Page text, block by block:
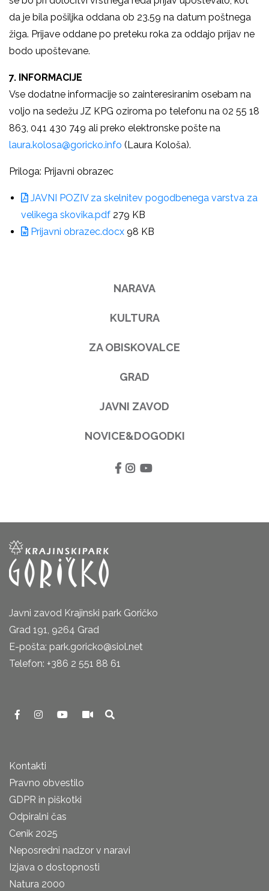
da je bila pošiljka oddana ob 23.59 na datum poštnega
žiga. Prijave oddane po preteku roka za oddajo prijav ne
bodo upoštevane.
7. INFORMACIJE
Vse dodatne informacije so zainteresiranim osebam na
voljo na sedežu JZ KPG oziroma po telefonu na 02 55 18
863, 041 430 749 ali preko elektronske pošte na
laura.kolosa@goricko.info (Laura Kološa).
Priloga: Prijavni obrazec
JAVNI POZIV za skelnitev pogodbenega varstva za
velikega skovika.pdf 279 KB
Prijavni obrazec.docx 98 KB
NARAVA
KULTURA
ZA OBISKOVALCE
GRAD
JAVNI ZAVOD
NOVICE&DOGODKI
Javni zavod Krajinski park Goričko
Grad 191, 9264 Grad
E-pošta: park.goricko@siol.net
Telefon: +386 2 551 88 61
Kontakti
Pravno obvestilo
GDPR in piškotki
Odpiralni čas
Cenik 2025
Neposredni nadzor v naravi
Izjava o dostopnosti
Natura 2000